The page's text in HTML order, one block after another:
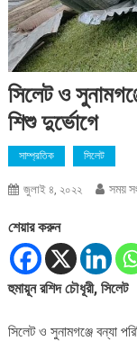
সিলেট ও
শিশু দুর্ভোগে
সাম্প্রতিক সিলেট
জুলাই ৪, ২০২২ সময়
শেয়ার করুন
হুমায়ূন রশিদ চৌধূরী, সিলেট
সিলেট ও সুনামগঞ্জে বন্যা